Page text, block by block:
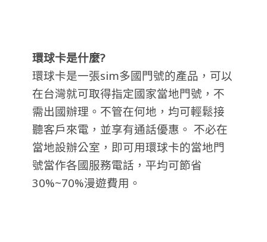
環球卡是什麼?
環球卡是一張sim多國門號的產品，可以
在台灣就可取得指定國家當地門號，不
需出國辦理。不管在何地，均可輕鬆接
聽客戶來電，並享有通話優惠。 不必在
當地設辦公室，即可用環球卡的當地門
號當作各國服務電話，平均可節省
30%~70%漫遊費用。